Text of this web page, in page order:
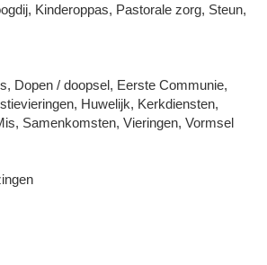
Kinderoppas, Pastorale zorg, Steun,
Dopen / doopsel, Eerste Communie,
Huwelijk, Kerkdiensten,
Samenkomsten, Vieringen, Vormsel